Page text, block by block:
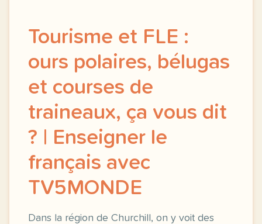
Tourisme et FLE :
ours polaires, bélugas
et courses de
traineaux, ça vous dit
? | Enseigner le
français avec
TV5MONDE
Dans la région de Churchill, on y voit des